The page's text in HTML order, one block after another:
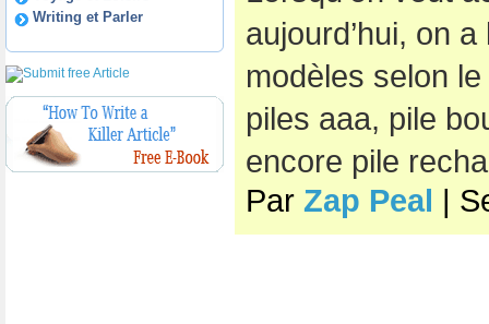
Writing et Parler
aujourd’hui, on
modèles selon
piles aaa, pile
encore pile
Par Zap Peal |